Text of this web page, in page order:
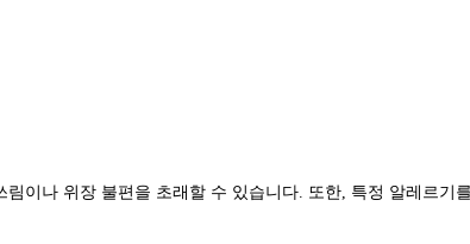
이나 위장 불편을 초래할 수 있습니다. 또한, 특정 알레르기